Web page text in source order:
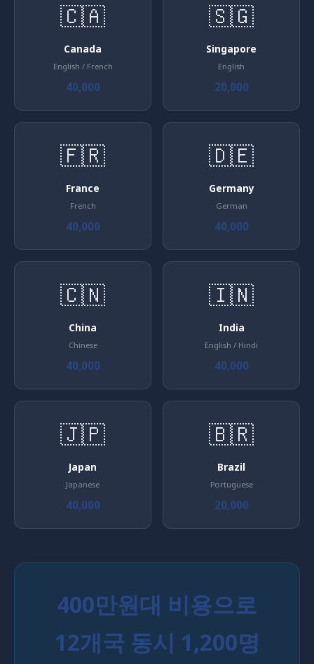
🇨🇦
Canada
English / French
40,000
🇸🇬
Singapore
English
20,000
🇫🇷
France
French
40,000
🇩🇪
Germany
German
40,000
🇨🇳
China
Chinese
40,000
🇮🇳
India
English / Hindi
40,000
🇯🇵
Japan
Japanese
40,000
🇧🇷
Brazil
Portuguese
20,000
400만원대 비용으로
12개국 동시 1,200명